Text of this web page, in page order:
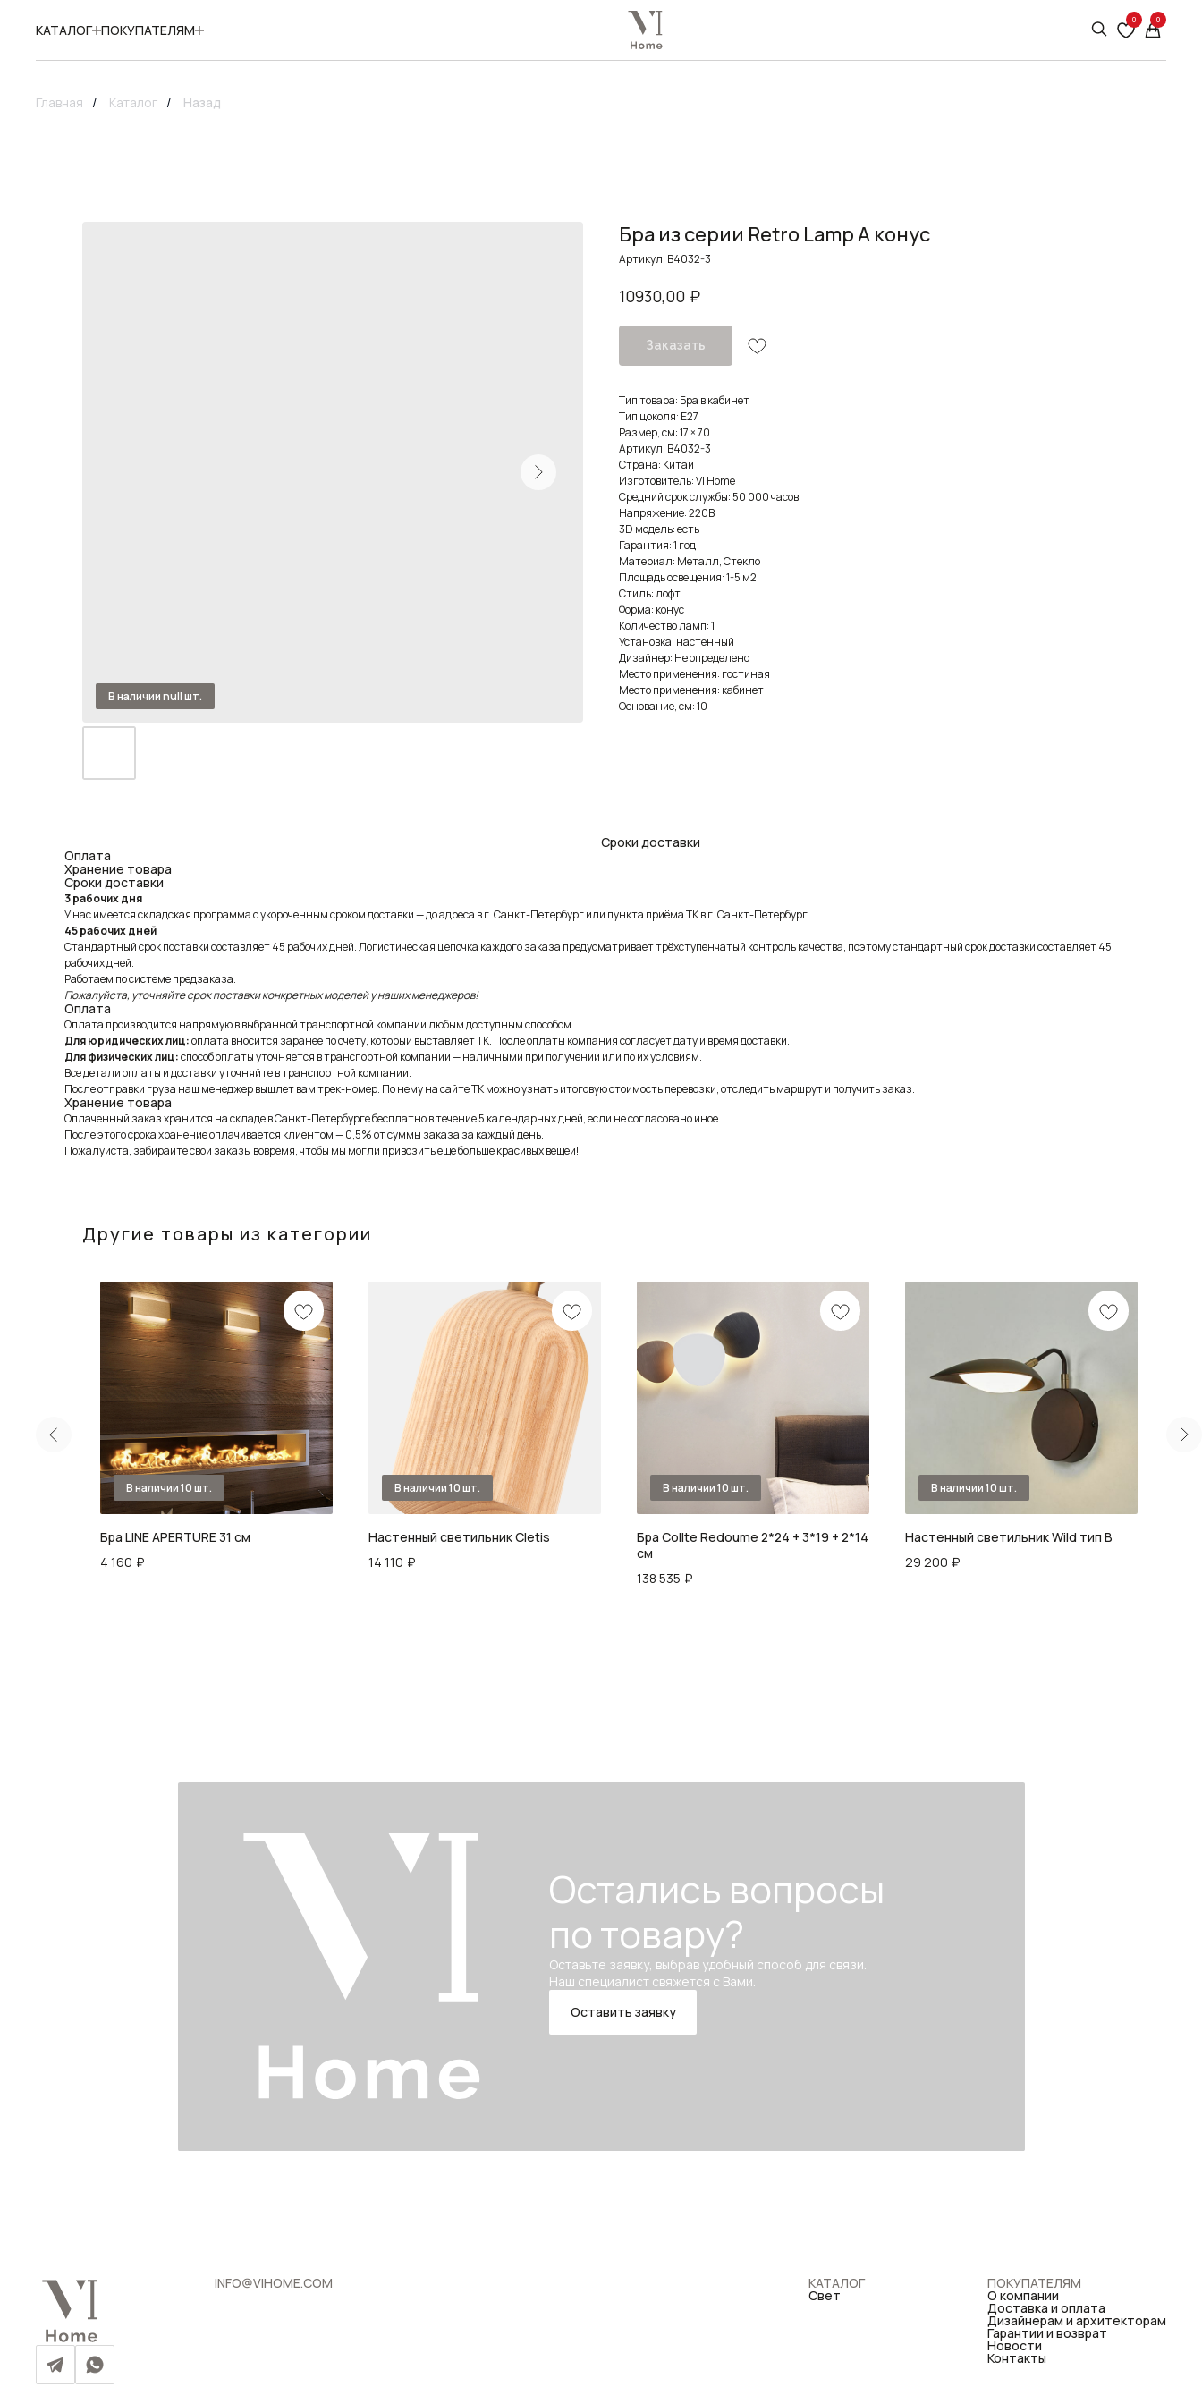
КАТАЛОГ ПОКУПАТЕЛЯМ
0 0
Главная / Каталог / Назад
Бра из серии Retro Lamp A конус
Артикул: B4032-3
10930,00 ₽
Заказать
Тип товара: Бра в кабинет
Тип цоколя: E27
Размер, см: 17 × 70
Артикул: B4032-3
Страна: Китай
Изготовитель: VI Home
Средний срок службы: 50 000 часов
Напряжение: 220В
3D модель: есть
Гарантия: 1 год
Материал: Металл, Стекло
Площадь освещения: 1-5 м2
Стиль: лофт
Форма: конус
Количество ламп: 1
Установка: настенный
Дизайнер: Не определено
Место применения: гостиная
Место применения: кабинет
Основание, см: 10
Сроки доставки
Оплата
Хранение товара
Сроки доставки
3 рабочих дня
У нас имеется складская программа с укороченным сроком доставки — до адреса в г. Санкт-Петербург или пункта приёма ТК в г. Санкт-Петербург.
45 рабочих дней
Стандартный срок поставки составляет 45 рабочих дней. Логистическая цепочка каждого заказа предусматривает трёхступенчатый контроль качества, поэтому стандартный срок доставки составляет 45
рабочих дней.
Работаем по системе предзаказа.
Пожалуйста, уточняйте срок поставки конкретных моделей у наших менеджеров!
Оплата
Оплата производится напрямую в выбранной транспортной компании любым доступным способом.
Для юридических лиц:оплата вносится заранее по счёту, который выставляет ТК. После оплаты компания согласует дату и время доставки.
Для физических лиц:способ оплаты уточняется в транспортной компании — наличными при получении или по их условиям.
Все детали оплаты и доставки уточняйте в транспортной компании.
После отправки груза наш менеджер вышлет вам трек-номер. По нему на сайте ТК можно узнать итоговую стоимость перевозки, отследить маршрут и получить заказ.
Хранение товара
Оплаченный заказ хранится на складе в Санкт-Петербурге бесплатно в течение 5 календарных дней, если не согласовано иное.
После этого срока хранение оплачивается клиентом — 0,5% от суммы заказа за каждый день.
Пожалуйста, забирайте свои заказы вовремя, чтобы мы могли привозить ещё больше красивых вещей!
Другие товары из категории
Бра LINE APERTURE 31 см
4 160 ₽
Настенный светильник Cletis
14 110 ₽
Бра Collte Redoume 2*24 + 3*19 + 2*14
см
138 535 ₽
Настенный светильник Wild тип В
29 200 ₽
Остались вопросы
по товару?
Оставьте заявку, выбрав удобный способ для связи.
Наш специалист свяжется с Вами.
Оставить заявку
INFO@VIHOME.COM КАТАЛОГ
Свет
ПОКУПАТЕЛЯМ
О компании
Доставка и оплата
Дизайнерам и архитекторам
Гарантии и возврат
Новости
Контакты